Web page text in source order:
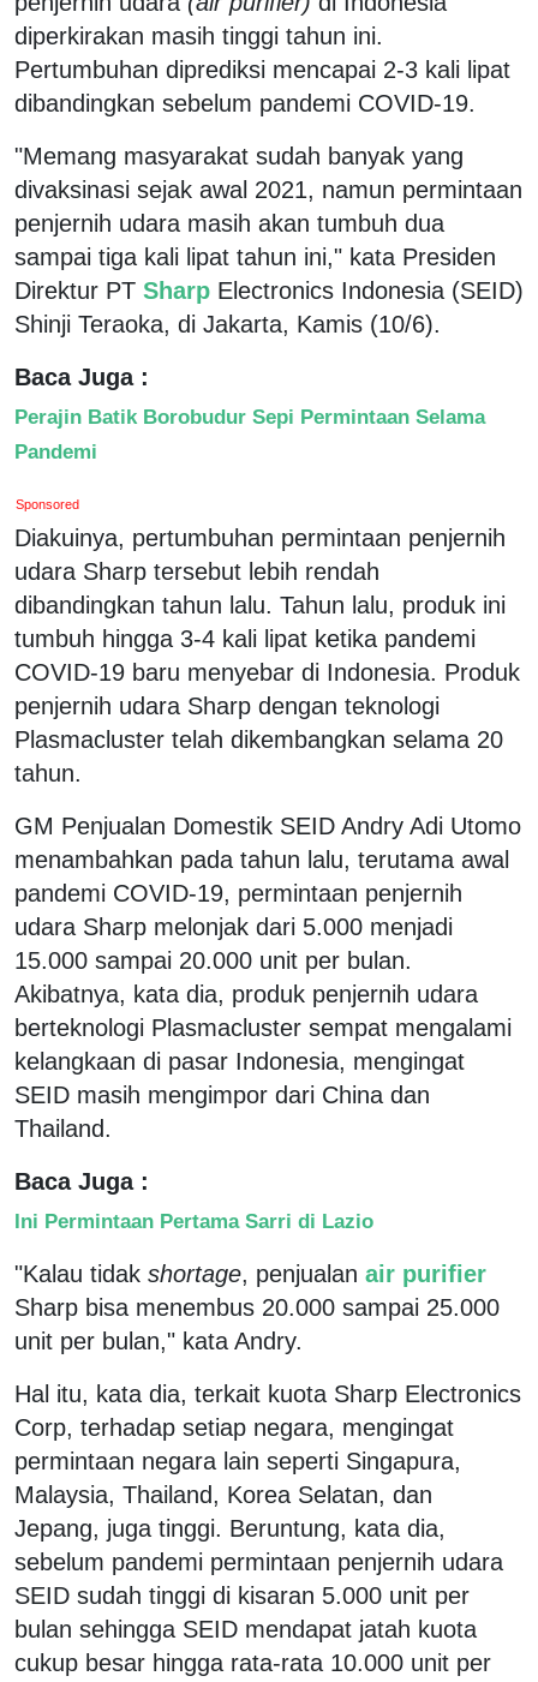
diperkirakan masih tinggi tahun ini.
Pertumbuhan diprediksi mencapai 2-3 kali lipat
dibandingkan sebelum pandemi COVID-19.
"Memang masyarakat sudah banyak yang
divaksinasi sejak awal 2021, namun permintaan
penjernih udara masih akan tumbuh dua
sampai tiga kali lipat tahun ini," kata Presiden
Direktur PT Sharp Electronics Indonesia (SEID)
Shinji Teraoka, di Jakarta, Kamis (10/6).
Baca Juga :
Perajin Batik Borobudur Sepi Permintaan Selama
Pandemi
Sponsored
Diakuinya, pertumbuhan permintaan penjernih
udara Sharp tersebut lebih rendah
dibandingkan tahun lalu. Tahun lalu, produk ini
tumbuh hingga 3-4 kali lipat ketika pandemi
COVID-19 baru menyebar di Indonesia. Produk
penjernih udara Sharp dengan teknologi
Plasmacluster telah dikembangkan selama 20
tahun.
GM Penjualan Domestik SEID Andry Adi Utomo
menambahkan pada tahun lalu, terutama awal
pandemi COVID-19, permintaan penjernih
udara Sharp melonjak dari 5.000 menjadi
15.000 sampai 20.000 unit per bulan.
Akibatnya, kata dia, produk penjernih udara
berteknologi Plasmacluster sempat mengalami
kelangkaan di pasar Indonesia, mengingat
SEID masih mengimpor dari China dan
Thailand.
Baca Juga :
Ini Permintaan Pertama Sarri di Lazio
"Kalau tidak shortage, penjualan air purifier
Sharp bisa menembus 20.000 sampai 25.000
unit per bulan," kata Andry.
Hal itu, kata dia, terkait kuota Sharp Electronics
Corp, terhadap setiap negara, mengingat
permintaan negara lain seperti Singapura,
Malaysia, Thailand, Korea Selatan, dan
Jepang, juga tinggi. Beruntung, kata dia,
sebelum pandemi permintaan penjernih udara
SEID sudah tinggi di kisaran 5.000 unit per
bulan sehingga SEID mendapat jatah kuota
cukup besar hingga rata-rata 10.000 unit per